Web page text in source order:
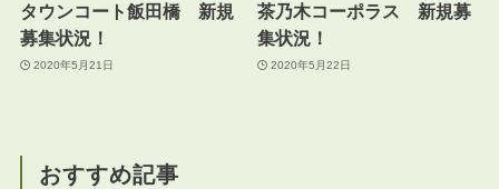
タウンコート飯田橋 新規
募集状況！
2020年5月21日
茶乃木コーポラス 新規募
集状況！
2020年5月22日
おすすめ記事